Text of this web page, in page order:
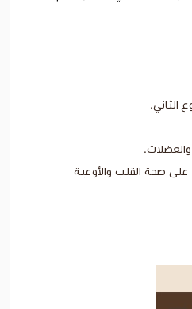
الثاني.
والعضلات.
صحة القلب والأوعية